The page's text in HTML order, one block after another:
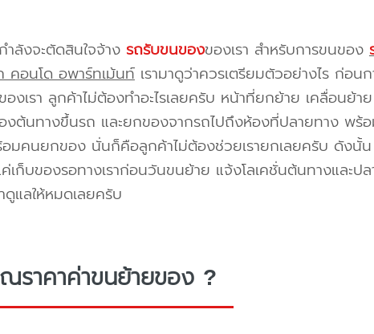
ลังจะตัดสินใจจ้าง รถรับขนของของเรา สำหรับการขนของ
อนโด อพาร์ทเม้นท์เรามาดูว่าควรเตรียมตัวอย่างไร ก่อน
งเรา ลูกค้าไม่ต้องทำอะไรเลยครับ หน้าที่ยกย้าย เคลื่อนย้า
ต้นทางขึ้นรถ และยกของจากรถไปถึงห้องที่ปลายทาง พร้
ร้อมคนยกของ นั่นก็คือลูกค้าไม่ต้องช่วยเรายกเลยครับ ดังนั้
เก็บของรอทางเราก่อนวันขนย้าย แจ้งโลเคชั่นต้นทางและป
ดูแลให้หมดเลยครับ
ราคาค่าขนย้ายของ ?